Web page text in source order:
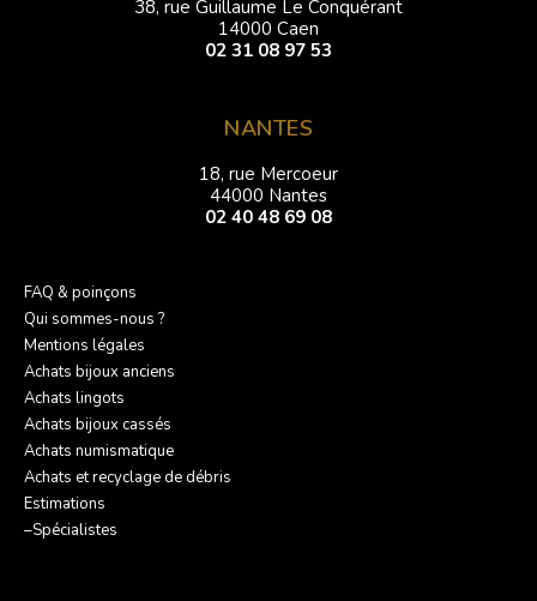
38, rue Guillaume Le Conquérant
14000 Caen
02 31 08 97 53
NANTES
18, rue Mercoeur
44000 Nantes
02 40 48 69 08
FAQ & poinçons
Qui sommes-nous ?
Mentions légales
Achats bijoux anciens
Achats lingots
Achats bijoux cassés
Achats numismatique
Achats et recyclage de débris
Estimations
–Spécialistes